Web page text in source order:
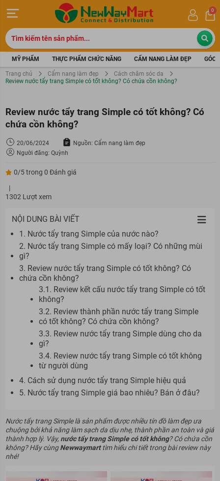
0
MỸ PHẨM THỰC PHẨM CHỨC NĂNG CẨM NANG LÀM ĐẸP GÓC
Trang chủ Cẩm nang làm đẹp
Cách chăm sóc da
Review nước tẩy trang Simple có tốt không? Có chứa cồn không?
Review nước tẩy trang Simple có tốt không? Có
chứa cồn không?
20/06/2024
Nguồn: Cẩm nang làm đẹp
Người đăng: Quỳnh
0/5 trong 0 Đánh giá
|
1302 Lượt xem
NỘI DUNG BÀI VIẾT
1. Nước tẩy trang Simple của nước nào?
2. Nước tẩy trang Simple có mấy loại? Có những mùi
gì?
3. Review nước tẩy trang Simple có tốt không? Có
chứa cồn không?
3.1. Review kết cấu nước tẩy trang Simple có tốt
không?
3.2. Review thành phần nước tẩy trang Simple
có tốt không? Có chứa cồn không?
3.3. Review nước tẩy trang Simple dùng cho da
gì?
3.4. Review nước tẩy trang Simple có tốt không
từ người dùng
4. Cách sử dụng nước tẩy trang Simple hiệu quả
5. Nước tẩy trang Simple giá bao nhiêu? Bán ở đâu?
Nước tẩy trang Simple là sản phẩm được nhiều tín đồ làm đẹp ưa
chuộng bởi khả năng làm sạch da dịu nhẹ, thành phần an toàn và giá
thành hợp lý. Vậy, nước tẩy trang Simple có tốt không? Có chứa cồn
không? Hãy cùngNewwaymarttìm hiểu chi tiết trong bài review này
nhé!